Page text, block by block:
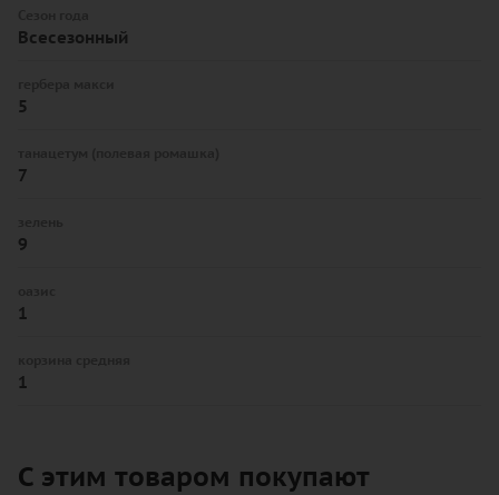
Всесезонный
5
7
9
1
1
С этим товаром покупают